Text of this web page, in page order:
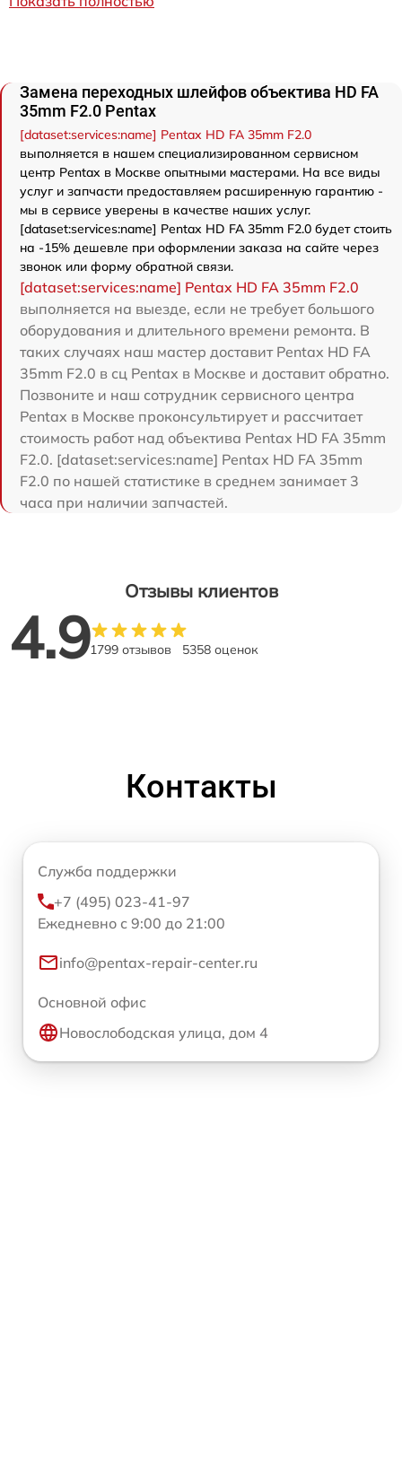
Замена переходных шлейфов объектива HD FA
35mm F2.0 Pentax
[dataset:services:name] Pentax HD FA 35mm F2.0
выполняется в нашем специализированном сервисном
центр Pentax в Москве опытными мастерами. На все виды
услуг и запчасти предоставляем расширенную гарантию -
мы в сервисе уверены в качестве наших услуг.
[dataset:services:name] Pentax HD FA 35mm F2.0 будет стоить
на -15% дешевле при оформлении заказа на сайте через
звонок или форму обратной связи.
[dataset:services:name] Pentax HD FA 35mm F2.0
выполняется на выезде, если не требует большого
оборудования и длительного времени ремонта. В
таких случаях наш мастер доставит Pentax HD FA
35mm F2.0 в сц Pentax в Москве и доставит обратно.
Позвоните и наш сотрудник сервисного центра
Pentax в Москве проконсультирует и рассчитает
стоимость работ над объектива Pentax HD FA 35mm
F2.0. [dataset:services:name] Pentax HD FA 35mm
F2.0 по нашей статистике в среднем занимает 3
часа при наличии запчастей.
Отзывы клиентов
4.91799 отзывов 5358 оценок
Контакты
Служба поддержки
+7 (495) 023-41-97
Ежедневно с 9:00 до 21:00
info@pentax-repair-center.ru
Основной офис
Новослободская улица, дом 4